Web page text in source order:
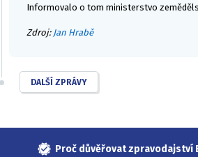
Informovalo o tom ministerstvo
Zdroj: Jan Hrabě
DALŠÍ ZPRÁVY
Proč důvěřovat zpravodajství